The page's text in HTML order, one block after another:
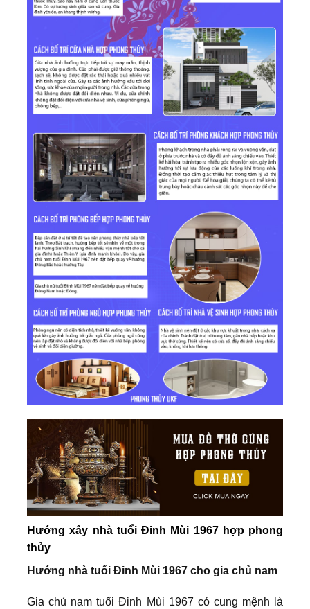
Hướng xây nhà tuổi Đinh Mùi 1967 hợp phong
thủy
Hướng nhà tuổi Đinh Mùi 1967 cho gia chủ nam
Gia chủ nam tuổi Đinh Mùi 1967 có cung mệnh là